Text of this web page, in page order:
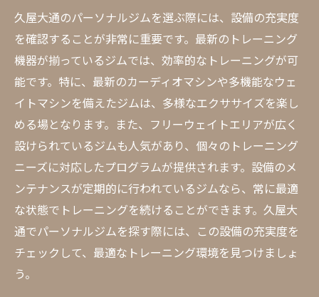
ダイエット成功者のビフォーアフター
トレーナーとの信頼関係の構築
久屋大通のパーソナルジムでプライバシーを重
視した環境
プライベート空間でのトレーニングのメリ
ット
個室トレーニングの充実度
他人の目を気にしない環境作り
安全で安心なトレーニングスペース
プライバシー保護のための取り組み
予約システムを活用したプライベート感の
久屋大通のパーソナルジムを選ぶ際には、設備の充実度
を確認することが非常に重要です。最新のトレーニング
機器が揃っているジムでは、効率的なトレーニングが可
能です。特に、最新のカーディオマシンや多機能なウェ
イトマシンを備えたジムは、多様なエクササイズを楽し
める場となります。また、フリーウェイトエリアが広く
設けられているジムも人気があり、個々のトレーニング
ニーズに対応したプログラムが提供されます。設備のメ
ンテナンスが定期的に行われているジムなら、常に最適
な状態でトレーニングを続けることができます。久屋大
通でパーソナルジムを探す際には、この設備の充実度を
チェックして、最適なトレーニング環境を見つけましょ
う。